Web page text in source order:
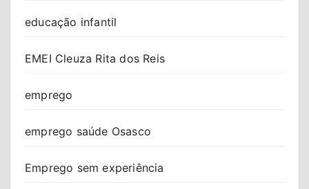
educação infantil
EMEI Cleuza Rita dos Reis
emprego
emprego saúde Osasco
Emprego sem experiência